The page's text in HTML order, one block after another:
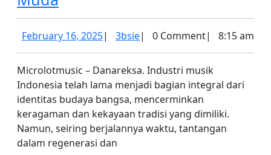
Dorong
Regenerasi
Musik
Indonesia:
Revitalisasi
Lokananta
dan
Program
February 16, 2025February
16,
| 3bsie3bsie
| 0 Comment| 8:15 am
Microlotmusic – Danareksa. Industri musik
Indonesia telah lama menjadi bagian integral dari
identitas budaya bangsa, mencerminkan
keragaman dan kekayaan tradisi yang dimiliki.
Namun, seiring berjalannya waktu, tantangan
dalam regenerasi dan